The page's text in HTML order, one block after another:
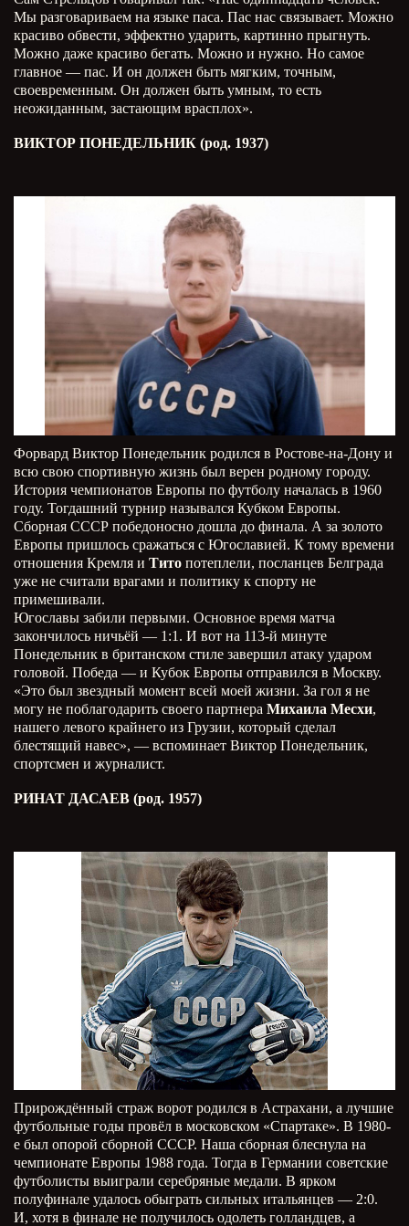
Мы разговариваем на языке паса. Пас нас связывает. Можно
красиво обвести, эффектно ударить, картинно прыгнуть.
Можно даже красиво бегать. Можно и нужно. Но самое
главное — пас. И он должен быть мягким, точным,
своевременным. Он должен быть умным, то есть
неожиданным, застающим врасплох».
ВИКТОР ПОНЕДЕЛЬНИК (род. 1937)
Форвард Виктор Понедельник родился в Ростове-на-Дону и
всю свою спортивную жизнь был верен родному городу.
История чемпионатов Европы по футболу началась в 1960
году. Тогдашний турнир назывался Кубком Европы.
Сборная СССР победоносно дошла до финала. А за золото
Европы пришлось сражаться с Югославией. К тому времени
отношения Кремля и Тито потеплели, посланцев Белграда
уже не считали врагами и политику к спорту не
примешивали.
Югославы забили первыми. Основное время матча
закончилось ничьёй — 1:1. И вот на 113-й минуте
Понедельник в британском стиле завершил атаку ударом
головой. Победа — и Кубок Европы отправился в Москву.
«Это был звездный момент всей моей жизни. За гол я не
могу не поблагодарить своего партнера Михаила Месхи,
нашего левого крайнего из Грузии, который сделал
блестящий навес», — вспоминает Виктор Понедельник,
спортсмен и журналист.
РИНАТ ДАСАЕВ (род. 1957)
Прирождённый страж ворот родился в Астрахани, а лучшие
футбольные годы провёл в московском «Спартаке». В 1980-
е был опорой сборной СССР. Наша сборная блеснула на
чемпионате Европы 1988 года. Тогда в Германии советские
футболисты выиграли серебряные медали. В ярком
полуфинале удалось обыграть сильных итальянцев — 2:0.
И, хотя в финале не получилось одолеть голландцев, а